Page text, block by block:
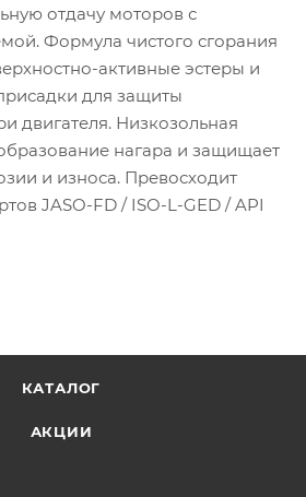
отдачу моторов с
Формула чистого сгорания
активные эстеры и
для защиты
двигателя. Низкозольная
нагара и защищает
и износа. Превосходит
JASO-FD / ISO-L-GED / API
КАТАЛОГ
АКЦИИ